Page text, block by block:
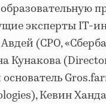
эксперты IT-
(CPO,
Кунакова
основатель
Кевин